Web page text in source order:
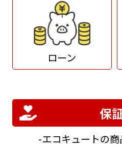
ローン
保
エコキュートの